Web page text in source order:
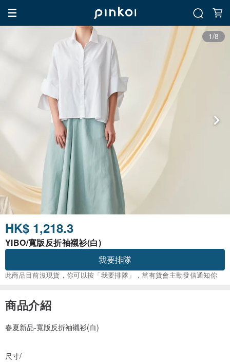
1/8
HK$ 1,218.3
YIBO/寬版反折袖襯衫(白)
我要排隊
此商品目前沒現貨，你可以按「我要排隊」，當有貨會主動發信通知你
商品介紹
春夏新品-寬版反折袖襯衫(白)
尺寸/